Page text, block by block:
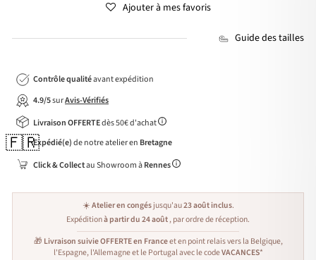
Ajouter à mes favoris
Guide des tailles
Contrôle qualitéavant expédition
4.9/5surAvis-Vérifiés
Livraison OFFERTEdès 50€ d'achat
🇫🇷Expédié(e)de notre atelier en Bretagne
Click & Collectau Showroom àRennes
☀️Atelier en congésjusqu'au23 août inclus.
Expéditionà partir du 24 août, par ordre de réception.
🎁 Livraison suivie OFFERTE en Franceet en point relais vers la Belgique,
l'Espagne, l'Allemagne et le Portugal avec le codeVACANCES*